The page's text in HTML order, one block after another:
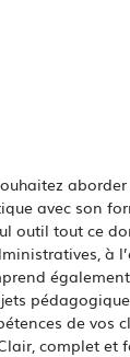
avec son
outil tout ce
à
de vos
complet